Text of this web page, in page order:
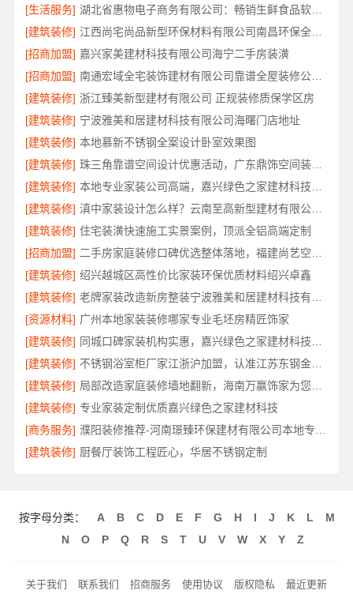
[生活服务]
湖北省惠物电子商务有限公司：畅销生鲜食品软件功能解析
[建筑装修]
江西尚宅尚品新型环保材料有限公司南昌环保全屋定制口碑
[招商加盟] 嘉兴家美建材科技有限公司海宁二手房装潢
[招商加盟]
南通宏域全宅装饰建材有限公司靠谱全屋装修公司价格
[建筑装修] 浙江臻美新型建材有限公司 正规装修质保学区房
[建筑装修] 宁波雅美和居建材科技有限公司海曙门店地址
[建筑装修] 本地慕新不锈钢全案设计卧室效果图
[建筑装修]
珠三角靠谱空间设计优惠活动，广东鼎饰空间装饰工程有限公司
[建筑装修]
[建筑装修]
滇中家装设计怎么样？云南至高新型建材有限公司专业靠谱
[建筑装修] 住宅装潢快速施工实景案例，顶派全铝高端定制
[招商加盟]
[建筑装修] 绍兴越城区高性价比家装环保优质材料绍兴卓鑫
[建筑装修]
[资源材料] 广州本地家装装修哪家专业毛坯房精匠饰家
[建筑装修]
[建筑装修]
不锈钢浴室柜厂家江浙沪加盟，认准江苏东钢金属科技有限公司
[建筑装修]
[建筑装修] 专业家装定制优质嘉兴绿色之家建材科技
[商务服务]
[建筑装修] 厨餐厅装饰工程匠心，华居不锈钢定制
按字母分类： A B C D E F G H I J K L
M
N
O P Q R S T U V W X Y Z
关于我们 联系我们 招商服务 使用协议 版权隐私 最近更新